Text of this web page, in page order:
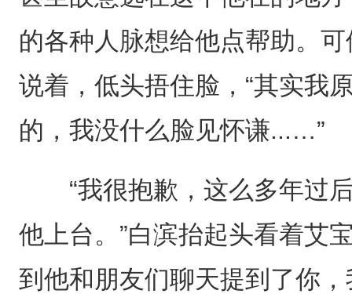
的各种人脉想给他点帮助。
说着，低头捂住脸，“其实我
的，我没什么脸见怀谦...…”
“我很抱歉，这么多年过后
他上台。”白滨抬起头看着艾
到他和朋友们聊天提到了你